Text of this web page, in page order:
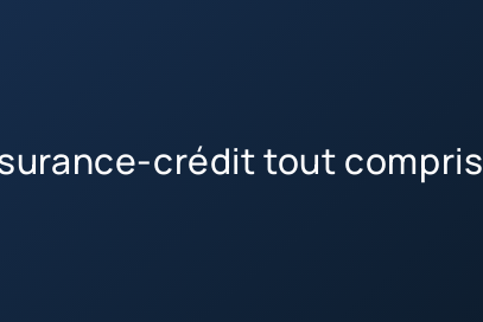
crédit tout compris